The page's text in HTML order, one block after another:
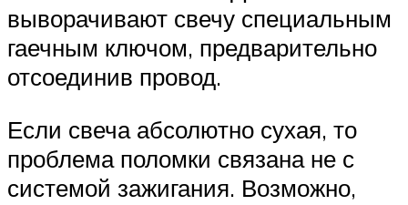
выворачивают свечу специальным
гаечным ключом, предварительно
отсоединив провод.
Если свеча абсолютно сухая, то
проблема поломки связана не с
системой зажигания. Возможно,